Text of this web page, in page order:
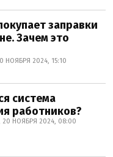
заправки
Зачем это
НОЯБРЯ 2024, 15:10
система
работников?
НОЯБРЯ 2024, 08:00